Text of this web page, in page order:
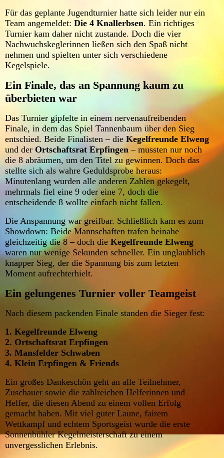
Für das geplante Jugendturnier hatte sich leider nur ein
Team angemeldet: Die 4 Knallerbsen. Ein richtiges
Turnier kam daher nicht zustande. Doch die vier
Nachwuchskeglerinnen ließen sich den Spaß nicht
nehmen und spielten unter sich verschiedene
Kegelspiele.
Ein Finale, das an Spannung kaum zu
überbieten war
Das Turnier gipfelte in einem nervenaufreibenden
Finale, in dem das Spiel Tannenbaum über den Sieg
entschied. Beide Finalisten – dieKegelfreunde Elweng
und der Ortschaftsrat Erpfingen – mussten nur noch
die 8 abräumen, um den Titel zu gewinnen. Doch das
stellte sich als wahre Geduldsprobe heraus:
Minutenlang wurden alle anderen Zahlen gekegelt,
mehrmals fiel eine 9 oder eine 7, doch die
entscheidende 8 wollte einfach nicht fallen.
Die Anspannung war greifbar. Schließlich kam es zum
Showdown: Beide Mannschaften trafen beinahe
gleichzeitig die 8 – doch die Kegelfreunde Elweng
waren nur wenige Sekunden schneller. Ein unglaublich
knapper Sieg, der die Spannung bis zum letzten
Moment aufrechterhielt.
Ein gelungenes Turnier voller Teamgeist
Nach diesem packenden Finale standen die Sieger fest:
1. Kegelfreunde Elweng
2. Ortschaftsrat Erpfingen
3. Mansfelder Schwaben
4. Klein Erpfingen & Friends
Ein großes Dankeschön geht an alle Teilnehmer,
Zuschauer sowie die zahlreichen Helferinnen und
Helfer, die diesen Abend zu einem vollen Erfolg
gemacht haben. Mit viel guter Laune, fairem
Wettkampf und echtem Sportsgeist wurde die erste
Sonnenbühler Kegelmeisterschaft zu einem
unvergesslichen Erlebnis.